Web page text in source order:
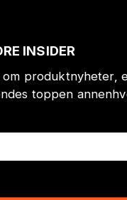
INSIDER
om produktnyheter,
toppen